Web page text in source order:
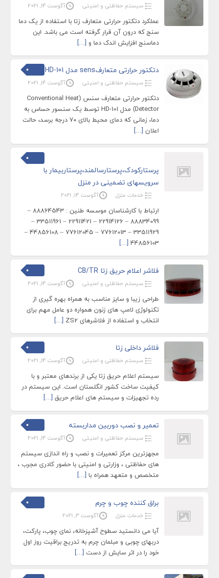
سیستم حفاظتی و امنیتی آگوست 14, 2021
عملکرد دتکتور حرارتی متعارف زتا با استفاده از یک دما
سنج که درون آن قرار گرفته است می باشد. این
دماسنج افزایش اندک دما و […]
دتکتور حرارتی متعارفsens مدل HD-101
سیستم حفاظتی و امنیتی آگوست 14, 2021
دتکتور حرارتی متعارف سنس (Conventional Heat
Detector) مدل HD-101 توسط یک سنسور حساس به
دما، زمانی که دمای محیط بالای ۷۰ درجه برسد، حالت
اعلان […]
پرستارکودک،پرستارسالمند،پرستاربیمار با
سرویسهای تضمینی در منزل
خدمات منزل آگوست 14, 2021
ارتباط با کارشناسان موسسه طنین : 88864543 –
88834099 – 22914126 – 22911421 – 33511961 –
33511929 – 77612013 – 77612045 – 44856108 –
44856103
[…]
فلاشر اعلام حریق زتا CB/TR
سیستم حفاظتی و امنیتی آگوست 14, 2021
طراحی زیبا و سایز مناسب به همراه بهره گیری از
تکنولوژی لامپ های زنون همواره دو عامل مهم برای
انتخاب و استفاده از فلاشرهای ZS2
[…]
فلاشر داخلی زتا
سیستم حفاظتی و امنیتی آگوست 14, 2021
سیستم اعلام حریق زتا یکی از برندهای معتبر و با
کیفیت ساخت کشور انگلستان است. این سیستم در
رده تجهیزات و سیستم های اعلام حریق […]
تعمیر و نصب دوربین مداربسته
سیستم حفاظتی و امنیتی آگوست 14, 2021
مجهزترین مرکز تعمیرات و نصب و راه اندازی سیستم
های حفاظتی ، وزارتی و امنیتی با حضور کادری مجرب ،
متخصص و متعهد همراه با […]
براق کننده چوب و چرم
خدمات منزل آگوست 3, 2021
آیا می دانستید سطوح آشپزخانه، نمای چوب، پارکت،
دربهای چوبی و مبلمان چرم به تدریج براقیت روز اول
خود را در اثر سایش از دست […]